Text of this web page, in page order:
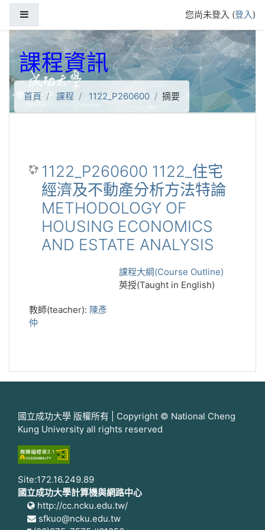
您尚未登入 (登入)
課程資訊
首頁 課程 1122_P260600 摘要
1122_P260600 1122_住宅
經濟及不動產分析方法特論
METHODOLOGY OF
HOUSING ECONOMICS
AND ESTATE ANALYSIS
課程大綱(Course Outline)
英授(Taught in English)
教師(teacher): 陳彥
仲
國立成功大學 版權所有 | Copyright © National Cheng
Kung University all rights reserved
Site:172.16.249.89
國立成功大學計算機與網路中心
http://cc.ncku.edu.tw/
sfkuo@ncku.edu.tw